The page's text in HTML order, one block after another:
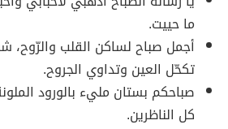
ما حييت.
أجمل صباح لساكن القلب والرّوح،
تكحّل العين وتداوي الجروح.
صباحكم بستان مليء بالورود
كل الناظرين.